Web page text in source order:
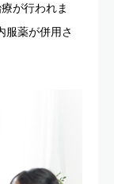
が行われま
服薬が併用さ